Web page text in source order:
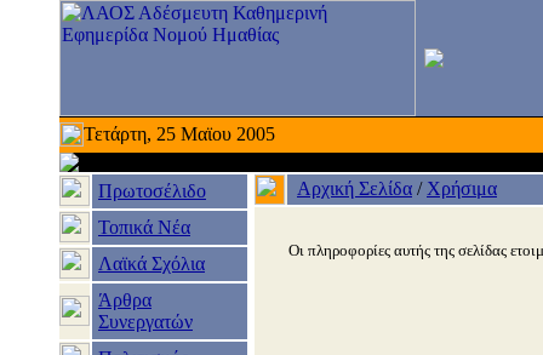
Τετάρτη, 25 Μαϊου 2005
Πρωτοσέλιδο
Τοπικά Νέα
Λαϊκά Σχόλια
Άρθρα
Συνεργατών
Αρχική Σελίδα / Χρήσιμα
Οι πληροφορίες αυτής της σελίδας